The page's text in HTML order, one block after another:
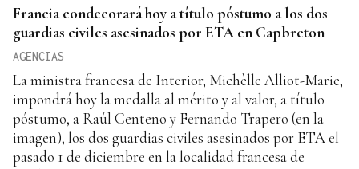
Francia condecorará hoy a título póstumo a los dos
guardias civiles asesinados por ETA en Capbreton
AGENCIAS
La ministra francesa de Interior, Michèlle Alliot-Marie,
impondrá hoy la medalla al mérito y al valor, a título
póstumo, a Raúl Centeno y Fernando Trapero (en la
imagen), los dos guardias civiles asesinados por ETA el
pasado 1 de diciembre en la localidad francesa de